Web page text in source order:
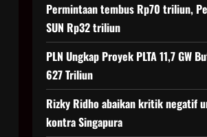
Permintaan tembus Rp70 triliun,
SUN Rp32 triliun
PLN Ungkap Proyek PLTA 11,7 GW
627 Triliun
Rizky Ridho abaikan kritik negatif
kontra Singapura